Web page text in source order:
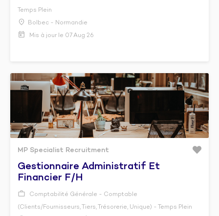
Temps Plein
Bolbec - Normandie
Mis à jour le 07 Aug 26
MP Specialist Recruitment
Gestionnaire Administratif Et
Financier F/h
Comptabilité Générale - Comptable
(Clients/Fournisseurs, Tiers, Trésorerie, Unique) - Temps Plein